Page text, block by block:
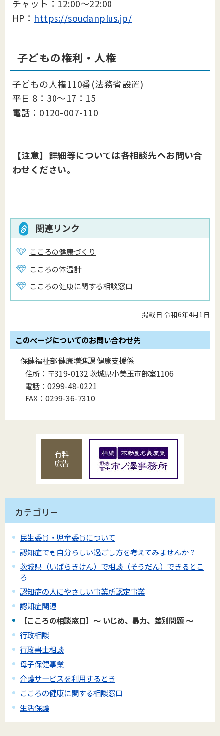
チャット：12:00～22:00
HP： https://soudanplus.jp/
子どもの権利・人権
子どもの人権110番(法務省設置)
平日 8：30～17：15
電話：0120-007-110
【注意】詳細等については各相談先へお問い合
わせください。
関連リンク
こころの健康づくり
こころの体温計
こころの健康に関する相談窓口
掲載日 令和6年4月1日
このページについてのお問い合わせ先
保健福祉部 健康増進課 健康支援係
住所： 〒319-0132 茨城県小美玉市部室1106
電話： 0299-48-0221
FAX： 0299-36-7310
有料
広告
カテゴリー
民生委員・児童委員について
認知症でも自分らしい過ごし方を考えてみませんか？
茨城県（いばらきけん）で相談（そうだん）できるとこ
ろ
認知症の人にやさしい事業所認定事業
認知症関連
【こころの相談窓口】～ いじめ、暴力、差別問題 ～
行政相談
行政書士相談
母子保健事業
介護サービスを利用するとき
こころの健康に関する相談窓口
生活保護